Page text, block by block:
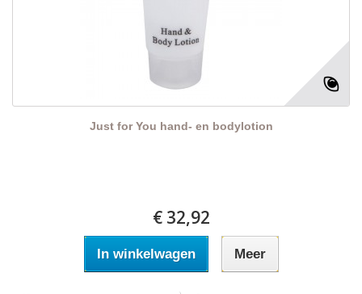
Just for You hand- en bodylotion
€ 32,92
In winkelwagen Meer